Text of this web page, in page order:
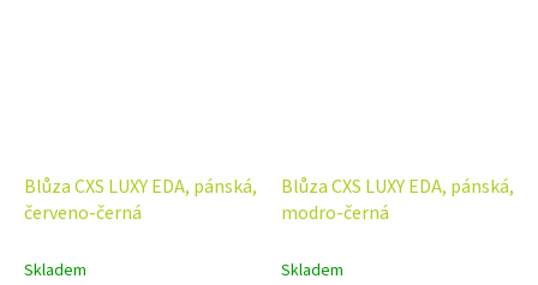
Blůza CXS LUXY EDA, pánská,
červeno-černá
Skladem
Blůza CXS LUXY EDA, pánská,
modro-černá
Skladem